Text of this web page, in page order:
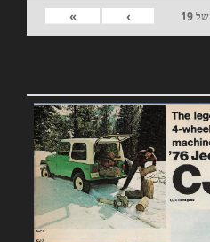
של19
›
»